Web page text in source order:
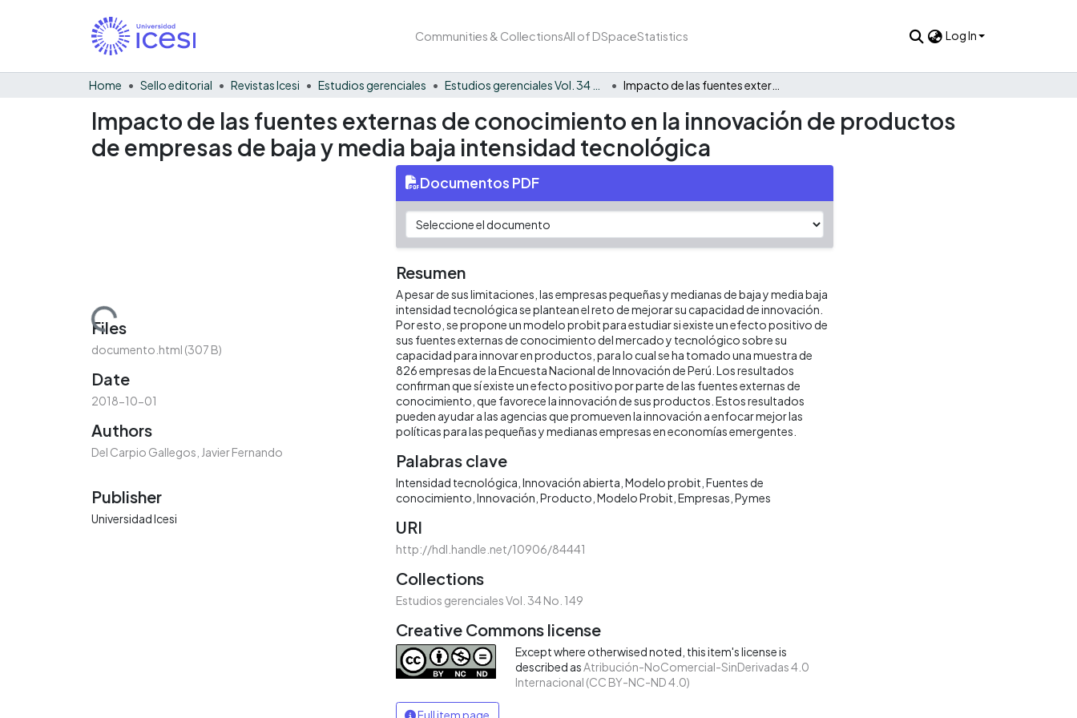
Communities & CollectionsAll of DSpaceStatistics Log In
Home Sello editorial Revistas Icesi Estudios gerenciales
Impacto de las fuentes externas de conocimiento en la innovación de productos
de empresas de baja y media baja intensidad tecnológica
Loading...
Files
documento.html (307 B)
Date
2018-10-01
Authors
Del Carpio Gallegos, Javier Fernando
Publisher
Universidad Icesi
Documentos PDF
Resumen
A pesar de sus limitaciones, las empresas pequeñas y medianas de baja y media baja
intensidad tecnológica se plantean el reto de mejorar su capacidad de innovación.
Por esto, se propone un modelo probit para estudiar si existe un efecto positivo de
sus fuentes externas de conocimiento del mercado y tecnológico sobre su
capacidad para innovar en productos, para lo cual se ha tomado una muestra de
826 empresas de la Encuesta Nacional de Innovación de Perú. Los resultados
confirman que sí existe un efecto positivo por parte de las fuentes externas de
conocimiento, que favorece la innovación de sus productos. Estos resultados
pueden ayudar a las agencias que promueven la innovación a enfocar mejor las
políticas para las pequeñas y medianas empresas en economías emergentes.
Palabras clave
Intensidad tecnológica, Innovación abierta, Modelo probit, Fuentes de
conocimiento Innovación Producto Modelo Probit Empresas Pymes
URI
http://hdl.handle.net/10906/84441
Collections
Estudios gerenciales Vol. 34 No. 149
Creative Commons license
Except where otherwised noted, this item's license is
described as Atribución-NoComercial-SinDerivadas 4.0
Internacional (CC BY-NC-ND 4.0)
Full item page